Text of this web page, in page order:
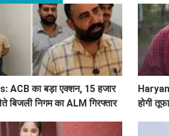
ACB का बड़ा एक्शन, 15 हजार
बिजली निगम का ALM गिरफ्तार
होगी